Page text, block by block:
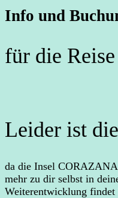
Info und
für die
Leider ist
da die Insel
mehr zu dir selbst in
Weiterentwicklung findet